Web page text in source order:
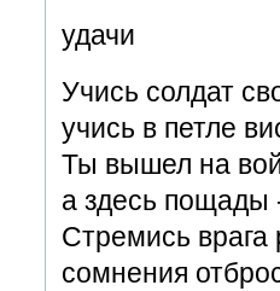
удачи
Учись солдат
учись в петле
Ты вышел на
а здесь пощады
Стремись врага
сомнения